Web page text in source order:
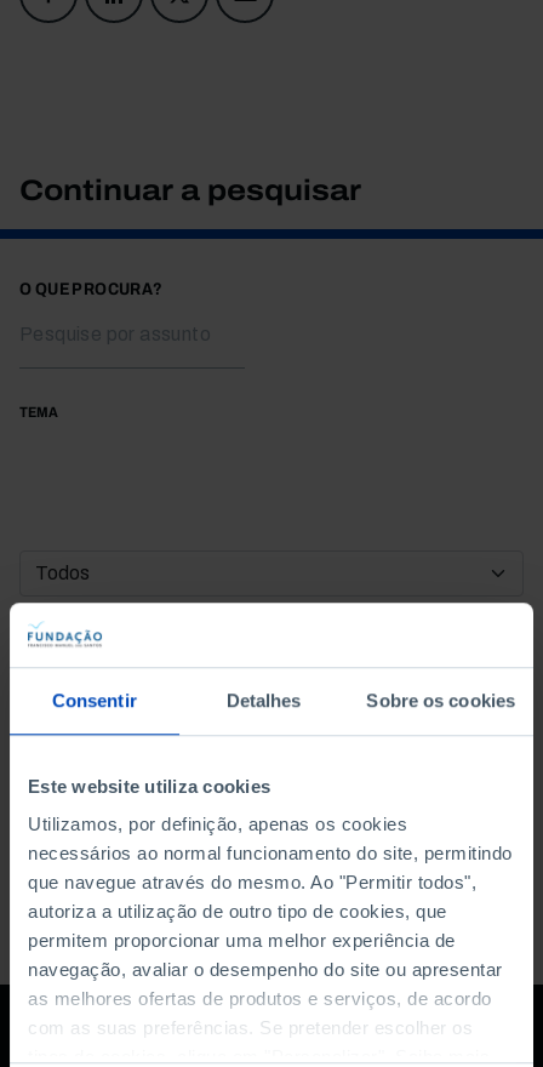
Consentir Detalhes Sobre os cookies
Este website utiliza cookies
Utilizamos, por definição, apenas os cookies
necessários ao normal funcionamento do site, permitindo
que navegue através do mesmo. Ao "Permitir todos",
autoriza a utilização de outro tipo de cookies, que
permitem proporcionar uma melhor experiência de
navegação, avaliar o desempenho do site ou apresentar
as melhores ofertas de produtos e serviços, de acordo
com as suas preferências. Se pretender escolher os
Continuar a pesquisar
O QUE PROCURA?
TEMA
DATA DE INÍCIO
DATA DE FIM